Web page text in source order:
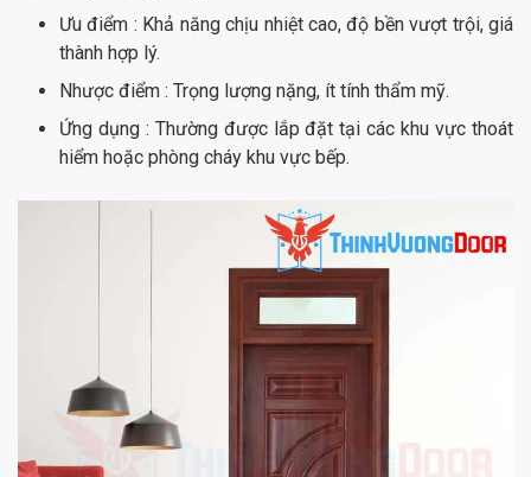
Ưu điểm : Khả năng chịu nhiệt cao, độ bền vượt trội, giá
thành hợp lý.
Nhược điểm : Trọng lượng nặng, ít tính thẩm mỹ.
Ứng dụng : Thường được lắp đặt tại các khu vực thoát
hiểm hoặc phòng cháy khu vực bếp.